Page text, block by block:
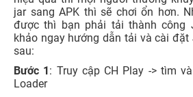
jar sang APK thì sẽ chơi ổn hơn.
được thì bạn phải tải thành công
khảo ngay hướng dẫn tải và cài đặt
sau:
Bước 1: Truy cập CH Play -> tìm
Loader